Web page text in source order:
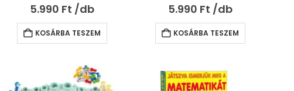
5.990 Ft
KOSÁRBA TESZEM
5.990 Ft
KOSÁRBA TESZEM